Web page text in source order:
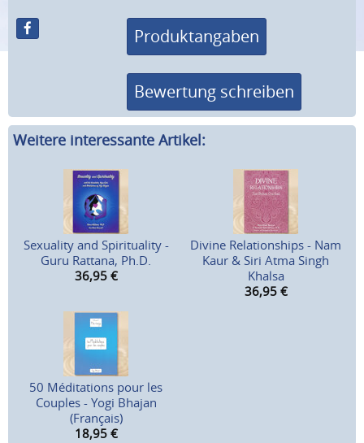
Produktangaben
Bewertung schreiben
Weitere interessante Artikel:
Sexuality and Spirituality -
Guru Rattana, Ph.D.
36,95 €
Divine Relationships - Nam
Kaur & Siri Atma Singh
Khalsa
36,95 €
50 Méditations pour les
Couples - Yogi Bhajan
(Français)
18,95 €